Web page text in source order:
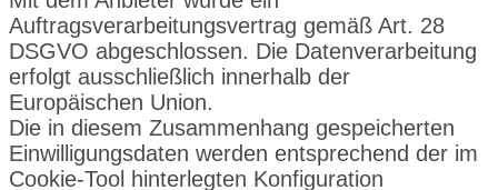
Auftragsverarbeitungsvertrag gemäß Art. 28
DSGVO abgeschlossen. Die Datenverarbeitung
erfolgt ausschließlich innerhalb der
Europäischen Union.
Die in diesem Zusammenhang gespeicherten
Einwilligungsdaten werden entsprechend der im
Cookie-Tool hinterlegten Konfiguration